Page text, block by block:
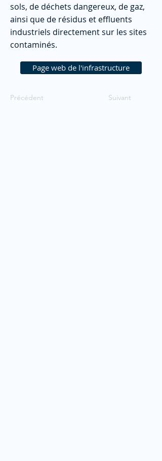
sols, de déchets dangereux, de gaz,
ainsi que de résidus et effluents
industriels directement sur les sites
contaminés.
Page web de l'infrastructure
Précédent Suivant